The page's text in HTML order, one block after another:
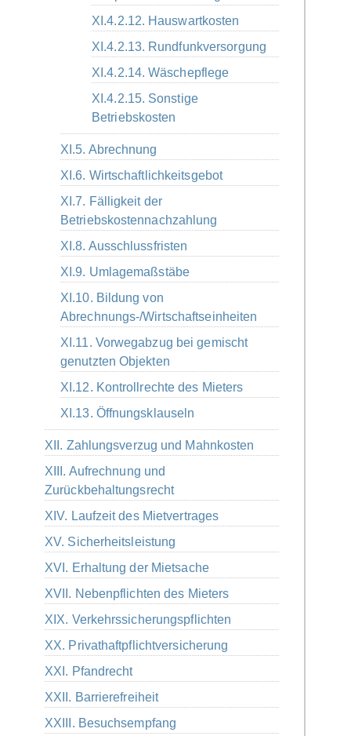
XI.4.2.12. Hauswartkosten
XI.4.2.13. Rundfunkversorgung
XI.4.2.14. Wäschepflege
XI.4.2.15. Sonstige
Betriebskosten
XI.5. Abrechnung
XI.6. Wirtschaftlichkeitsgebot
XI.7. Fälligkeit der
Betriebskostennachzahlung
XI.8. Ausschlussfristen
XI.9. Umlagemaßstäbe
XI.10. Bildung von
Abrechnungs-/Wirtschaftseinheiten
XI.11. Vorwegabzug bei gemischt
genutzten Objekten
XI.12. Kontrollrechte des Mieters
XI.13. Öffnungsklauseln
XII. Zahlungsverzug und Mahnkosten
XIII. Aufrechnung und
Zurückbehaltungsrecht
XIV. Laufzeit des Mietvertrages
XV. Sicherheitsleistung
XVI. Erhaltung der Mietsache
XVII. Nebenpflichten des Mieters
XIX. Verkehrssicherungspflichten
XX. Privathaftpflichtversicherung
XXI. Pfandrecht
XXII. Barrierefreiheit
XXIII. Besuchsempfang